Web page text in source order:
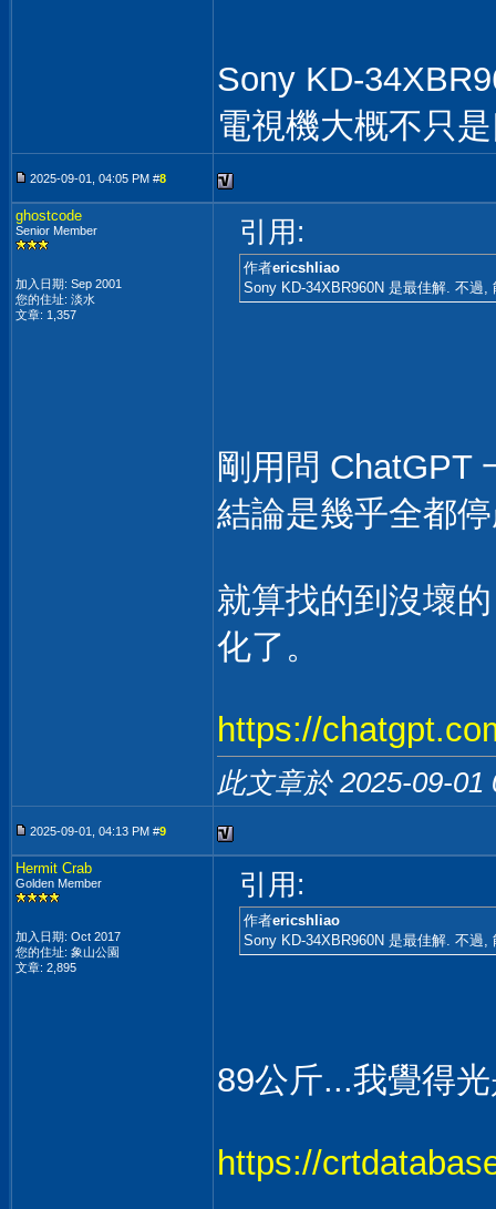
Sony KD-
電視機大概不只
2025-09-01, 04:05 PM #8
ghostcode
Senior Member
加入日期: Sep 2001
您的住址: 淡水
文章: 1,357
引用:
作者ericshliao
Sony KD-34XBR960N 是最佳解. 不過
剛用問 ChatGPT
結論是幾乎全都
就算找的到沒壞
化了。
https://
此文章於 2025-09-01
2025-09-01, 04:13 PM #9
Hermit Crab
Golden Member
加入日期: Oct 2017
您的住址: 象山公園
文章: 2,895
引用:
作者ericshliao
Sony KD-34XBR960N 是最佳解. 不過
89公斤...我覺得
https://